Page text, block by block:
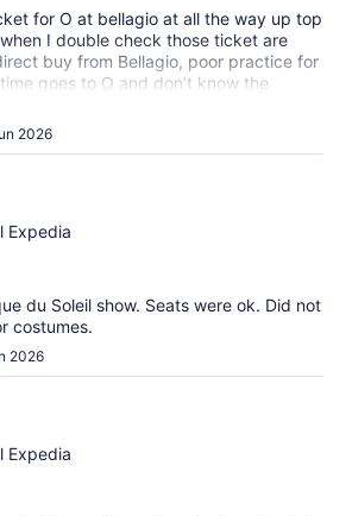
for O at bellagio at all the way up top
I double check those ticket are
buy from Bellagio, poor practice for
goes to O and don’t know the
a ticket buy direct from Bellagio they
the stage up and you can see the
2026
Expedia
du Soleil show. Seats were ok. Did not
costumes.
2026
Expedia